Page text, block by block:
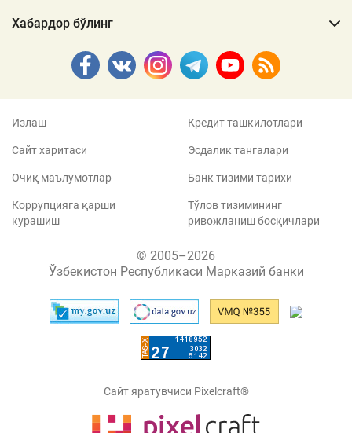
Хабардор бўлинг
Излаш
Сайт харитаси
Очиқ маълумотлар
Коррупцияга қарши
курашиш
Кредит ташкилотлари
Эсдалик тангалари
Банк тизими тарихи
Тўлов тизимининг
ривожланиш босқичлари
© 2005–2026
Ўзбекистон Республикаси Марказий банки
Сайт яратувчиси Pixelcraft®